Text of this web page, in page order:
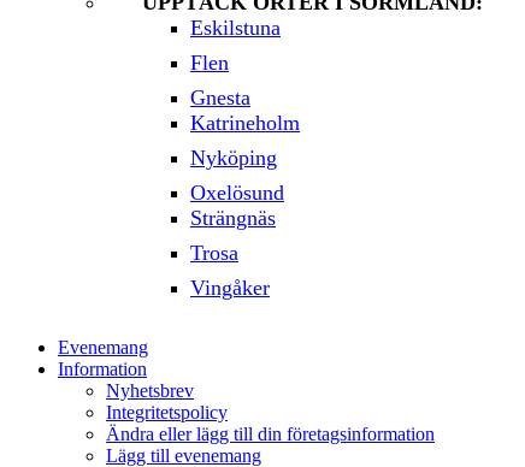
Eskilstuna
Flen
Gnesta
Katrineholm
Nyköping
Oxelösund
Strängnäs
Trosa
Vingåker
Evenemang
Information
Nyhetsbrev
Integritetspolicy
Ändra eller lägg till din företagsinformation
Lägg till evenemang